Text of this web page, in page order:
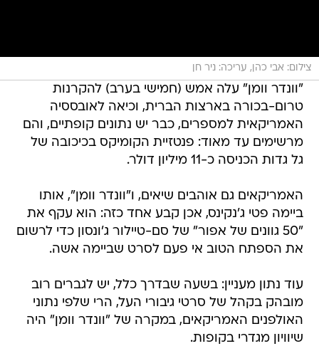
צילום: אבי כהן, עריכה: ניר חן
"וונדר וומן" עלה אמש (חמישי בערב) להקרנות
טרום-בכורה בארצות הברית, וכיאה לאובססיה
האמריקאית למספרים, כבר יש נתונים קופתיים, והם
מרשימים עד מאוד: פנטזיית הקומיקס בכיכובה של
גל גדות הכניסה כ-11 מיליון דולר.
האמריקאים גם אוהבים שיאים, ו"וונדר וומן", אותו
ביימה פטי ג'נקינס, אכן קבע אחד כזה: הוא עקף את
"50 גוונים של אפור" של סם-טיילור ג'ונסון כדי לרשום
את הספתח הטוב אי פעם לסרט שביימה אשה.
עוד נתון מעניין: בשעה שבדרך כלל, יש לגברים רוב
מובהק בקהל של סרטי גיבורי העל, הרי שלפי נתוני
האולפנים האמריקאים, במקרה של "וונדר וומן" היה
שיוויון מגדרי בקופות.